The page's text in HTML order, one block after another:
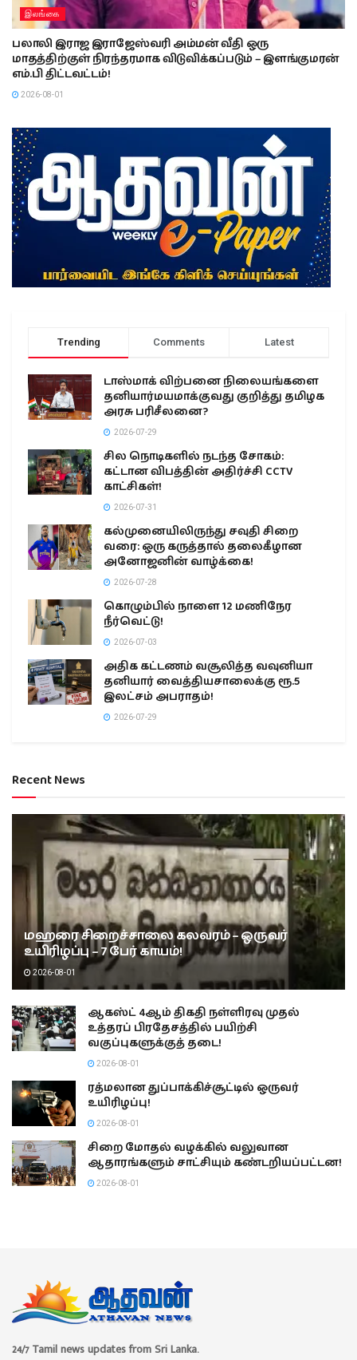
இலங்கை
பலாலி இராஜ இராஜேஸ்வரி அம்மன் வீதி ஒரு
மாதத்திற்குள் நிரந்தரமாக விடுவிக்கப்படும் – இளங்குமரன்
எம்.பி திட்டவட்டம்!
2026-08-01
Trending Comments Latest
டாஸ்மாக் விற்பனை நிலையங்களை
தனியார்மயமாக்குவது குறித்து தமிழக
அரசு பரிசீலனை?
2026-07-29
சில நொடிகளில் நடந்த சோகம்:
கட்டான விபத்தின் அதிர்ச்சி CCTV
காட்சிகள்!
2026-07-31
கல்முனையிலிருந்து சவுதி சிறை
வரை: ஒரு கருத்தால் தலைகீழான
அனோஜனின் வாழ்க்கை!
2026-07-28
கொழும்பில் நாளை 12 மணிநேர
நீர்வெட்டு!
2026-07-03
அதிக கட்டணம் வசூலித்த வவுனியா
தனியார் வைத்தியசாலைக்கு ரூ.5
இலட்சம் அபராதம்!
2026-07-29
Recent News
மஹரை சிறைச்சாலை கலவரம் – ஒருவர்
உயிரிழப்பு – 7 பேர் காயம்!
2026-08-01
ஆகஸ்ட் 4ஆம் திகதி நள்ளிரவு முதல்
உத்தரப் பிரதேசத்தில் பயிற்சி
வகுப்புகளுக்குத் தடை!
2026-08-01
ரத்மலான துப்பாக்கிச்சூட்டில் ஒருவர்
உயிரிழப்பு!
2026-08-01
சிறை மோதல் வழக்கில் வலுவான
ஆதாரங்களும் சாட்சியும் கண்டறியப்பட்டன!
2026-08-01
24/7 Tamil news updates from Sri Lanka.